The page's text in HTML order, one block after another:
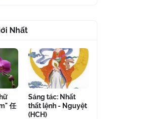
Nhất
任
Sáng tác: Nhất
thất lệnh - Nguyệt
(HCH)